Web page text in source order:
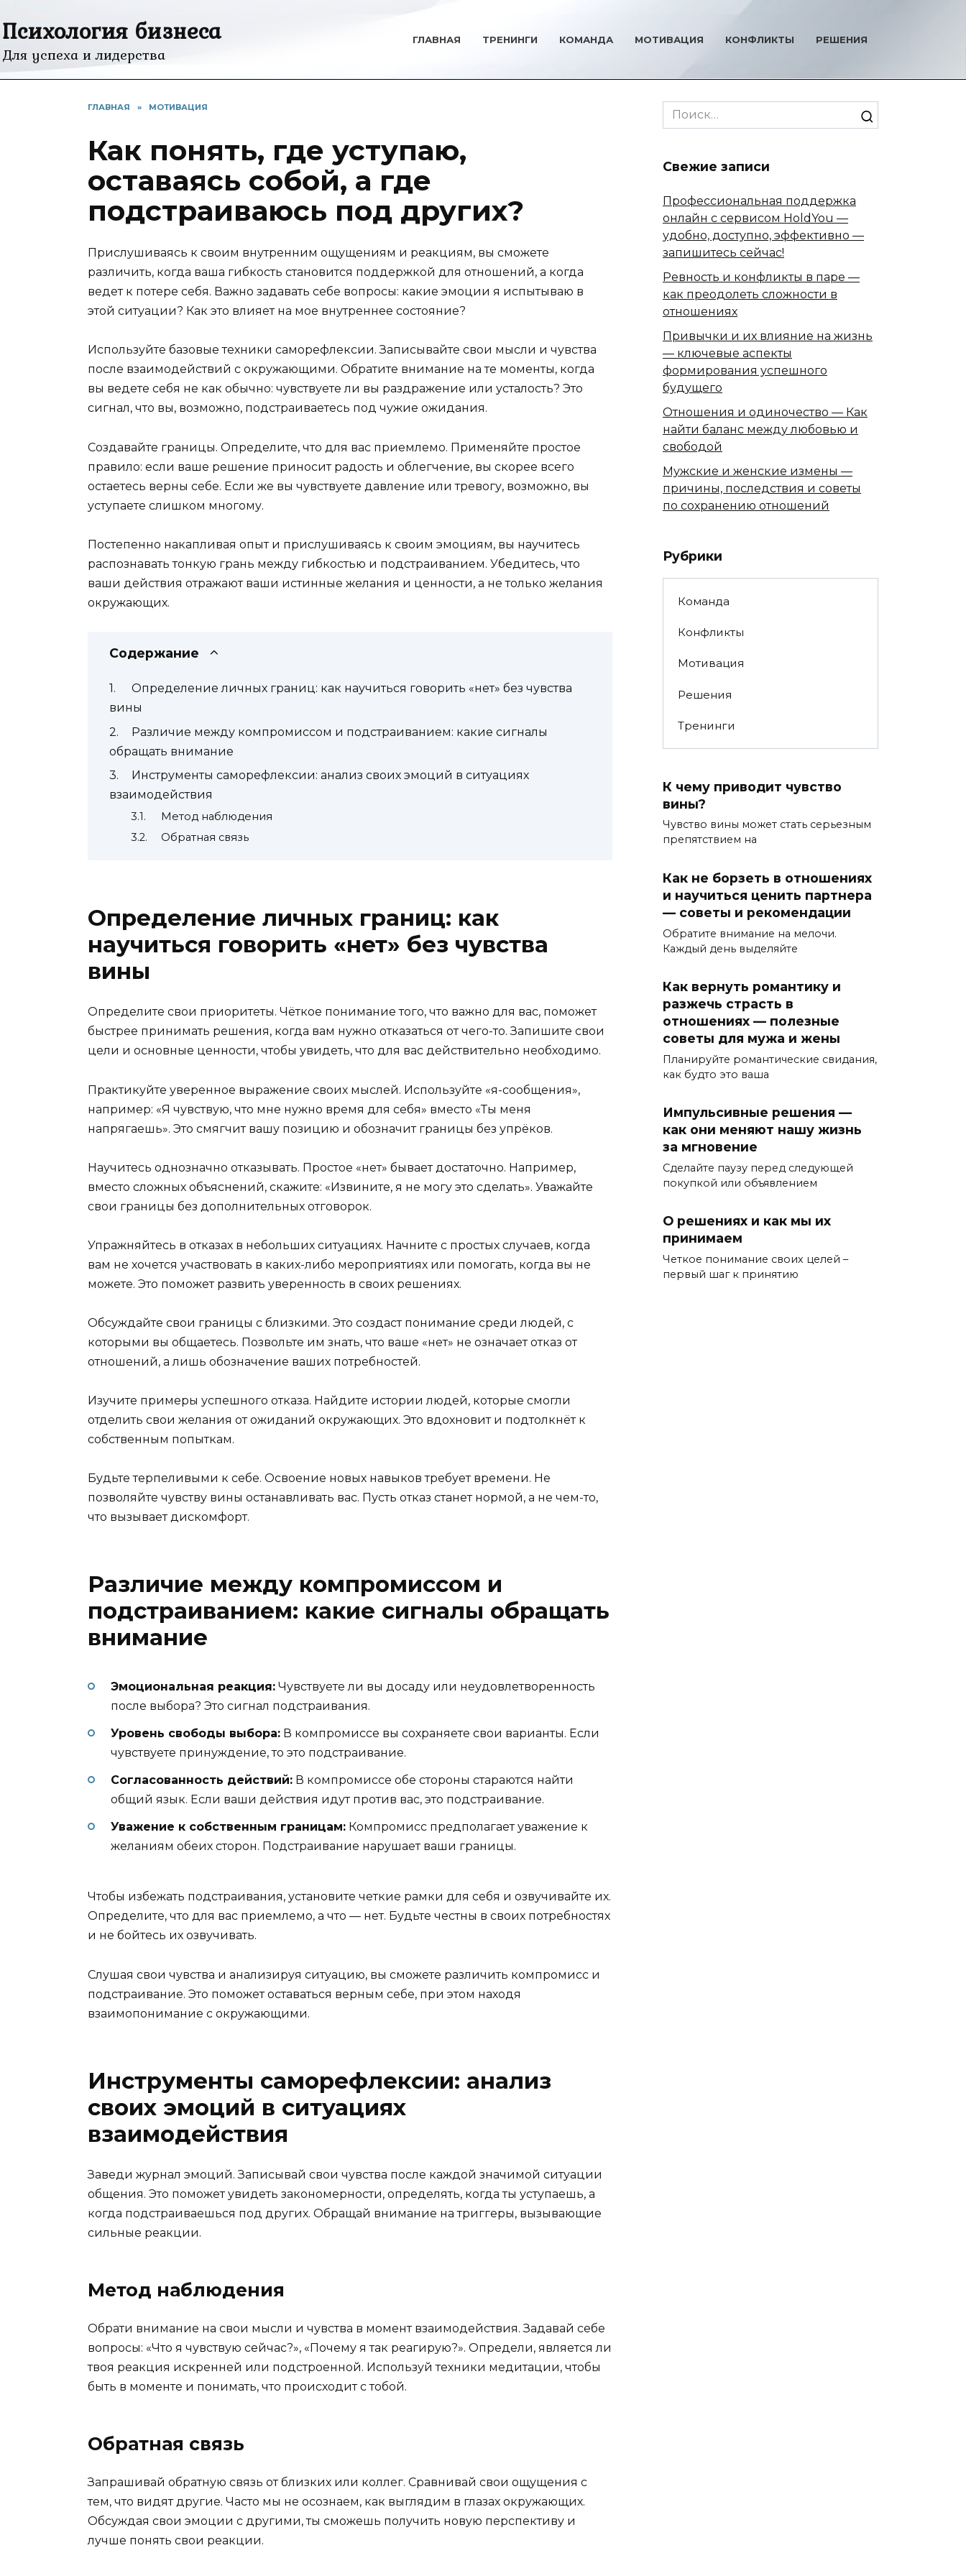
к
содержанию
Психология бизнеса
Для успеха и лидерства
ГЛАВНАЯ ТРЕНИНГИ КОМАНДА МОТИВАЦИЯ КОНФЛИКТЫ РЕШЕНИЯ
ГЛАВНАЯ » МОТИВАЦИЯ
Как понять, где уступаю,
оставаясь собой, а где
подстраиваюсь под других?
Прислушиваясь к своим внутренним ощущениям и реакциям, вы сможете
различить, когда ваша гибкость становится поддержкой для отношений, а когда
ведет к потере себя. Важно задавать себе вопросы: какие эмоции я испытываю в
этой ситуации? Как это влияет на мое внутреннее состояние?
Используйте базовые техники саморефлексии. Записывайте свои мысли и чувства
после взаимодействий с окружающими. Обратите внимание на те моменты, когда
вы ведете себя не как обычно: чувствуете ли вы раздражение или усталость? Это
сигнал, что вы, возможно, подстраиваетесь под чужие ожидания.
Создавайте границы. Определите, что для вас приемлемо. Применяйте простое
правило: если ваше решение приносит радость и облегчение, вы скорее всего
остаетесь верны себе. Если же вы чувствуете давление или тревогу, возможно, вы
уступаете слишком многому.
Постепенно накапливая опыт и прислушиваясь к своим эмоциям, вы научитесь
распознавать тонкую грань между гибкостью и подстраиванием. Убедитесь, что
ваши действия отражают ваши истинные желания и ценности, а не только желания
окружающих.
Содержание
Определение личных границ: как научиться говорить «нет» без чувства
вины
Различие между компромиссом и подстраиванием: какие сигналы
обращать внимание
Инструменты саморефлексии: анализ своих эмоций в ситуациях
взаимодействия
Метод наблюдения
Обратная связь
Определение личных границ: как
научиться говорить «нет» без чувства
вины
Определите свои приоритеты. Чёткое понимание того, что важно для вас, поможет
быстрее принимать решения, когда вам нужно отказаться от чего-то. Запишите свои
цели и основные ценности, чтобы увидеть, что для вас действительно необходимо.
Практикуйте уверенное выражение своих мыслей. Используйте «я-сообщения»,
например: «Я чувствую, что мне нужно время для себя» вместо «Ты меня
напрягаешь». Это смягчит вашу позицию и обозначит границы без упрёков.
Научитесь однозначно отказывать. Простое «нет» бывает достаточно. Например,
вместо сложных объяснений, скажите: «Извините, я не могу это сделать». Уважайте
свои границы без дополнительных отговорок.
Упражняйтесь в отказах в небольших ситуациях. Начните с простых случаев, когда
вам не хочется участвовать в каких-либо мероприятиях или помогать, когда вы не
можете. Это поможет развить уверенность в своих решениях.
Обсуждайте свои границы с близкими. Это создаст понимание среди людей, с
которыми вы общаетесь. Позвольте им знать, что ваше «нет» не означает отказ от
отношений, а лишь обозначение ваших потребностей.
Изучите примеры успешного отказа. Найдите истории людей, которые смогли
отделить свои желания от ожиданий окружающих. Это вдохновит и подтолкнёт к
собственным попыткам.
Будьте терпеливыми к себе. Освоение новых навыков требует времени. Не
позволяйте чувству вины останавливать вас. Пусть отказ станет нормой, а не чем-то,
что вызывает дискомфорт.
Различие между компромиссом и
подстраиванием: какие сигналы обращать
внимание
Эмоциональная реакция: Чувствуете ли вы досаду или неудовлетворенность
после выбора? Это сигнал подстраивания.
Уровень свободы выбора: В компромиссе вы сохраняете свои варианты. Если
чувствуете принуждение, то это подстраивание.
Согласованность действий: В компромиссе обе стороны стараются найти
общий язык. Если ваши действия идут против вас, это подстраивание.
Уважение к собственным границам: Компромисс предполагает уважение к
желаниям обеих сторон. Подстраивание нарушает ваши границы.
Чтобы избежать подстраивания, установите четкие рамки для себя и озвучивайте их.
Определите, что для вас приемлемо, а что — нет. Будьте честны в своих потребностях
и не бойтесь их озвучивать.
Слушая свои чувства и анализируя ситуацию, вы сможете различить компромисс и
подстраивание. Это поможет оставаться верным себе, при этом находя
взаимопонимание с окружающими.
Инструменты саморефлексии: анализ
своих эмоций в ситуациях
взаимодействия
Заведи журнал эмоций. Записывай свои чувства после каждой значимой ситуации
общения. Это поможет увидеть закономерности, определять, когда ты уступаешь, а
когда подстраиваешься под других. Обращай внимание на триггеры, вызывающие
сильные реакции.
Метод наблюдения
Обрати внимание на свои мысли и чувства в момент взаимодействия. Задавай себе
вопросы: «Что я чувствую сейчас?», «Почему я так реагирую?». Определи, является ли
твоя реакция искренней или подстроенной. Используй техники медитации, чтобы
быть в моменте и понимать, что происходит с тобой.
Обратная связь
Запрашивай обратную связь от близких или коллег. Сравнивай свои ощущения с
тем, что видят другие. Часто мы не осознаем, как выглядим в глазах окружающих.
Обсуждая свои эмоции с другими, ты сможешь получить новую перспективу и
лучше понять свои реакции.
Search
for:
Свежие записи
Профессиональная поддержка
онлайн с сервисом HoldYou —
удобно, доступно, эффективно —
запишитесь сейчас!
Ревность и конфликты в паре —
как преодолеть сложности в
отношениях
Привычки и их влияние на жизнь
— ключевые аспекты
формирования успешного
будущего
Отношения и одиночество — Как
найти баланс между любовью и
свободой
Мужские и женские измены —
причины, последствия и советы
по сохранению отношений
Рубрики
Команда
Конфликты
Мотивация
Решения
Тренинги
К чему приводит чувство
вины?
Чувство вины может стать серьезным
препятствием на
Как не борзеть в отношениях
и научиться ценить партнера
— советы и рекомендации
Обратите внимание на мелочи.
Каждый день выделяйте
Как вернуть романтику и
разжечь страсть в
отношениях — полезные
советы для мужа и жены
Планируйте романтические свидания,
как будто это ваша
Импульсивные решения —
как они меняют нашу жизнь
за мгновение
Сделайте паузу перед следующей
покупкой или объявлением
О решениях и как мы их
принимаем
Четкое понимание своих целей –
первый шаг к принятию